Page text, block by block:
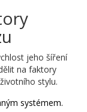
jeho šíření
na faktory
stylu.
systémem.